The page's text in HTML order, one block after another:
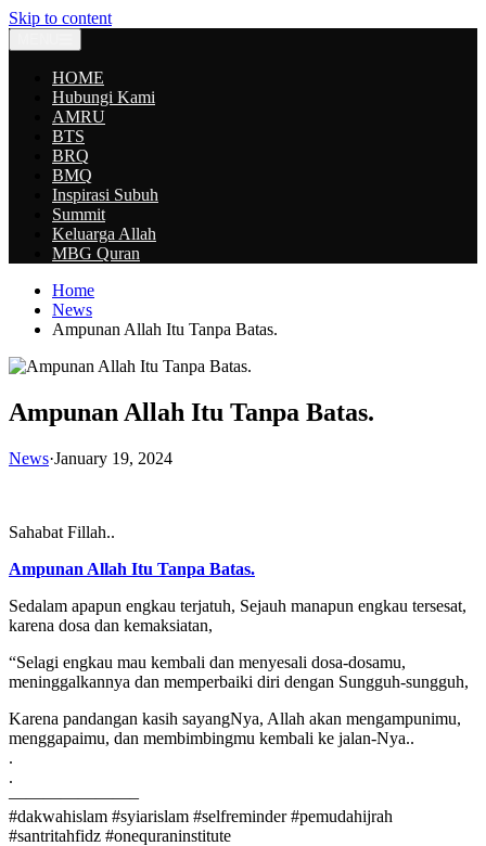
Skip to content
HOME
Hubungi Kami
AMRU
BTS
BRQ
BMQ
Inspirasi Subuh
Summit
Keluarga Allah
MBG Quran
Home
News
Ampunan Allah Itu Tanpa Batas.
Ampunan Allah Itu Tanpa Batas.
News·January 19, 2024
Sahabat Fillah..
Ampunan Allah Itu Tanpa Batas.
Sedalam apapun engkau terjatuh, Sejauh manapun engkau tersesat,
karena dosa dan kemaksiatan,
“Selagi engkau mau kembali dan menyesali dosa-dosamu,
meninggalkannya dan memperbaiki diri dengan Sungguh-sungguh,
Karena pandangan kasih sayangNya, Allah akan mengampunimu,
menggapaimu, dan membimbingmu kembali ke jalan-Nya..
.
.
———————–
#dakwahislam #syiarislam #selfreminder #pemudahijrah
#santritahfidz #onequraninstitute